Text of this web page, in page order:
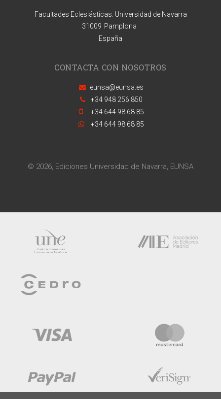
Facultades Eclesiásticas. Universidad de Navarra
31009 Pamplona
España
CONTACTA CON NOSOTROS
eunsa@eunsa.es
+34 948 256 850
+34 644 98 68 85
+34 644 98 68 85
© 2026, Ediciones Universidad de Navarra, EUNSA